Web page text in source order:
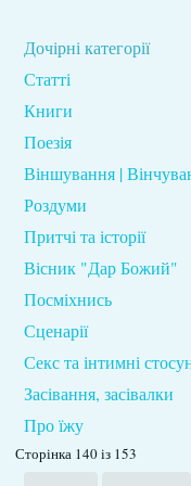
Дочірні категорії
Статті
Книги
Поезія
Віншування |
Роздуми
Притчі та історії
Вісник "Дар Божий"
Посміхнись
Сценарії
Секс та інтимні
Засівання, засівалки
Про їжу
Сторінка 140 із 153